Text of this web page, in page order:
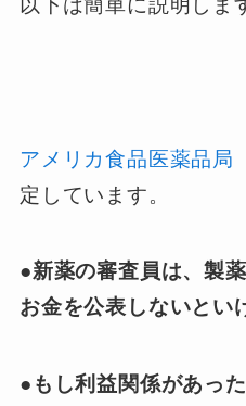
以下は簡単に説明しま
アメリカ食品医薬品局
定しています。
●新薬の審査員は、製
お金を公表しないとい
●もし利益関係があっ